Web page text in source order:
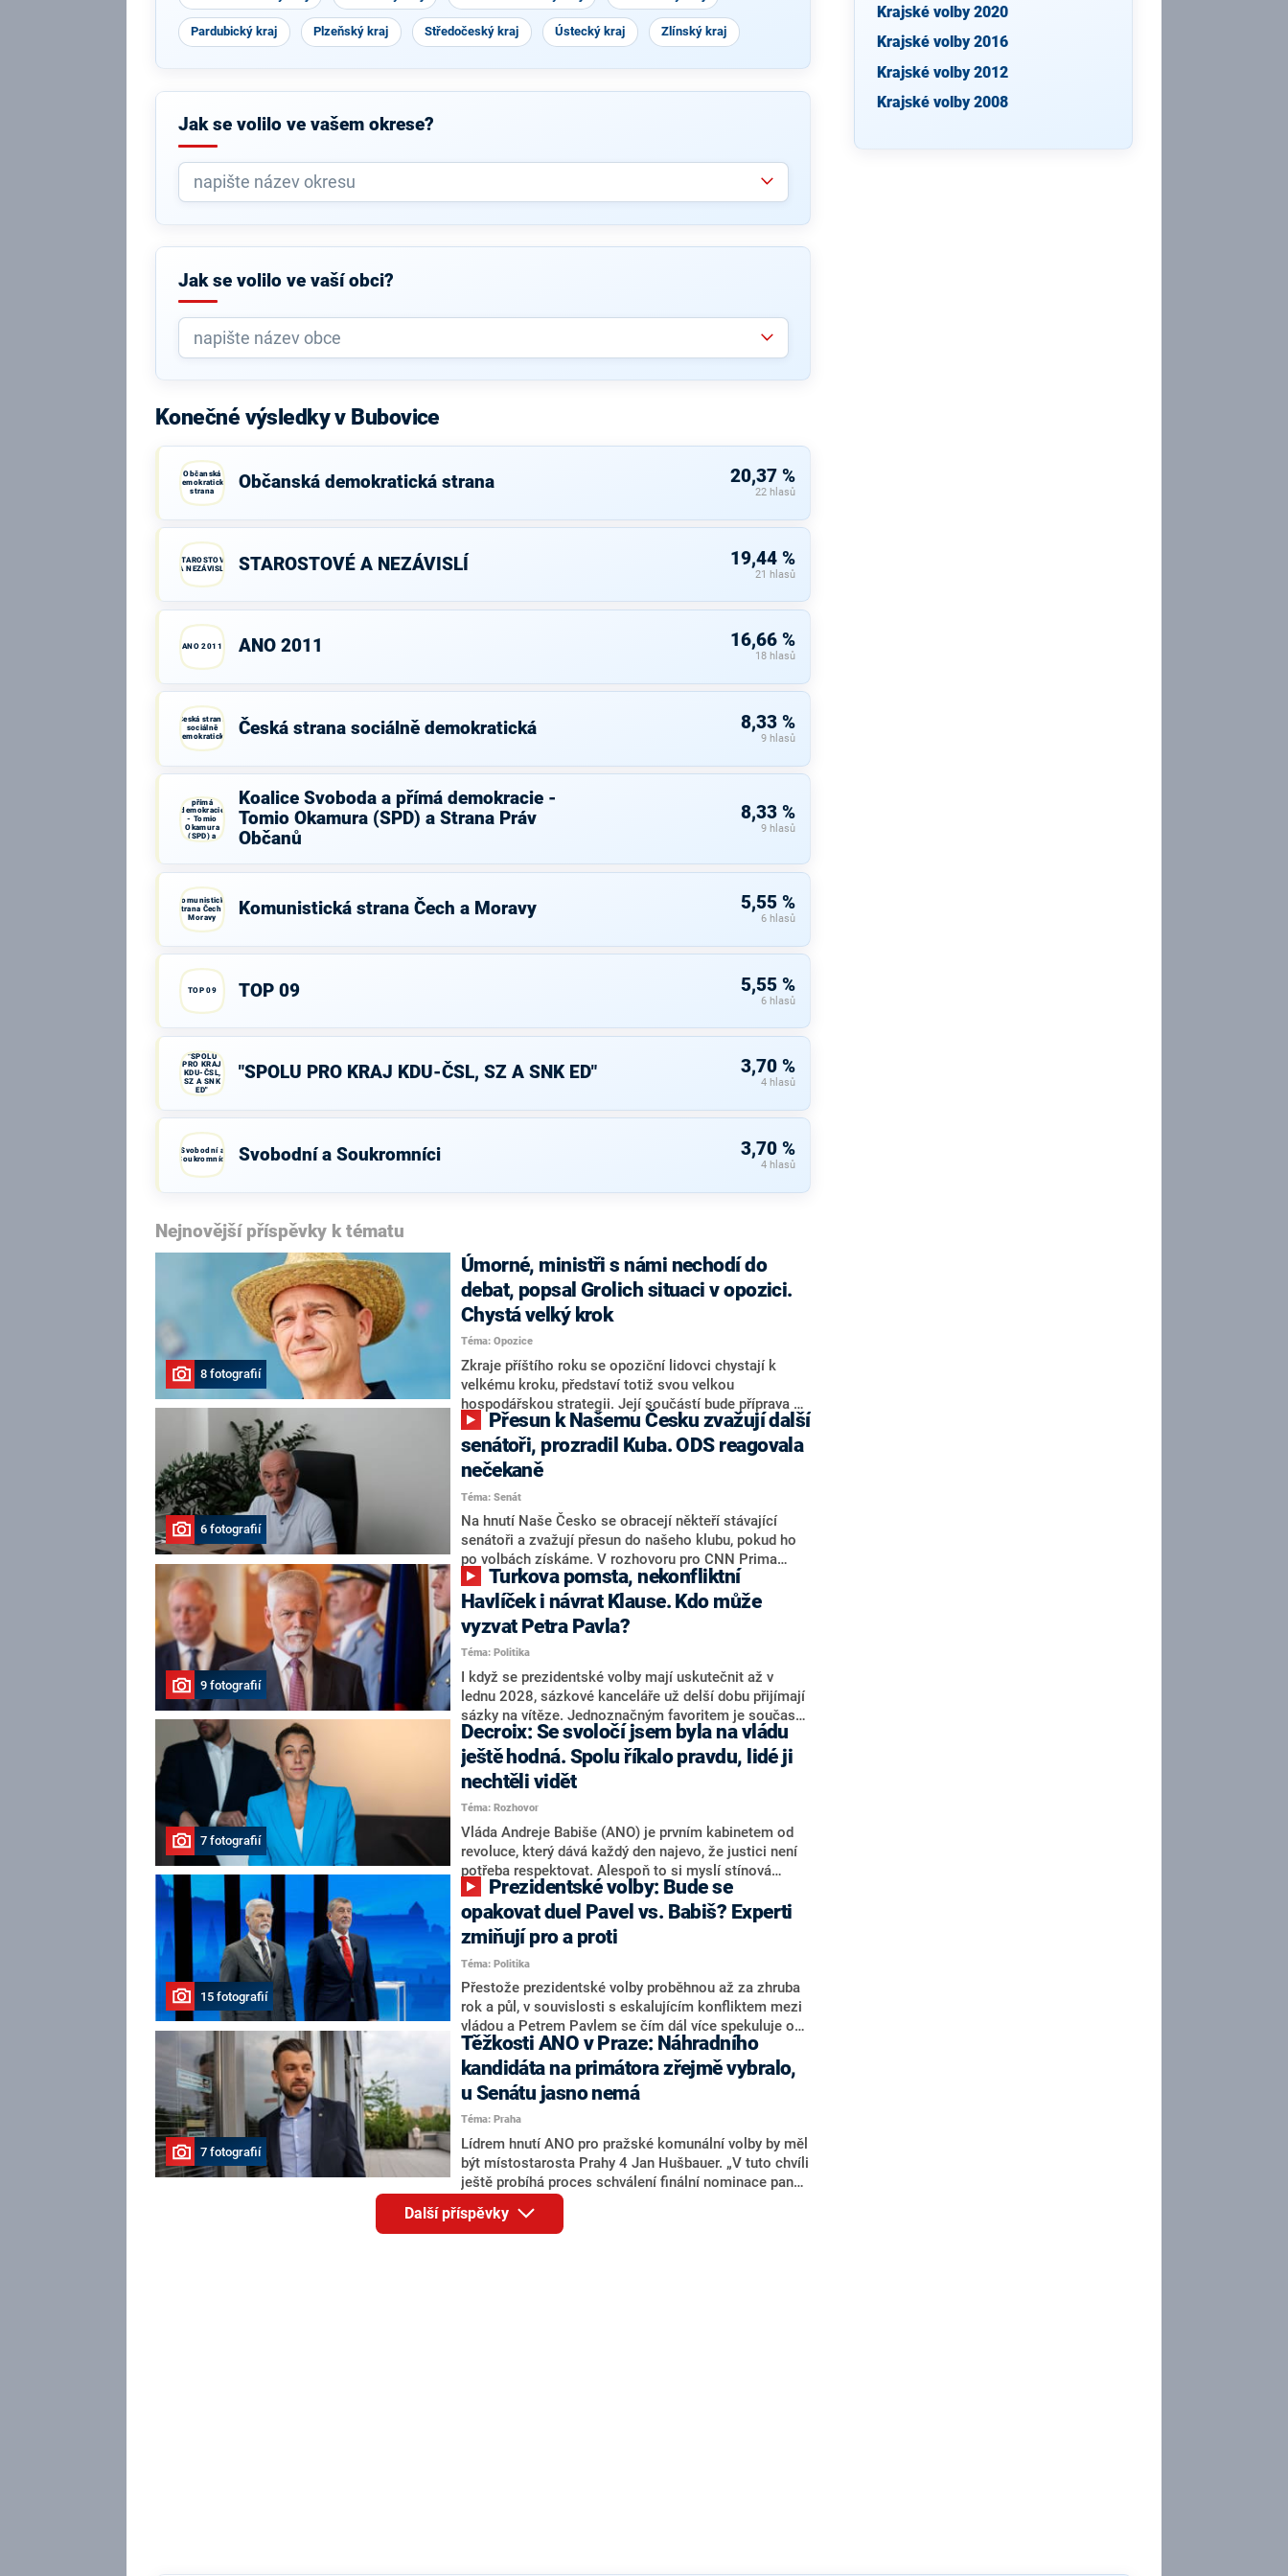
Pardubický kraj Plzeňský kraj Středočeský kraj Ústecký kraj Zlínský kraj
Jak se volilo ve vašem okrese?
Jak se volilo ve vaší obci?
Konečné výsledky v Bubovice
Občanská
demokratická
strana
Občanská demokratická strana 20,37 %
22 hlasů
STAROSTOVÉ
A NEZÁVISLÍ
STAROSTOVÉ A NEZÁVISLÍ 19,44 %
21 hlasů
ANO 2011 ANO 2011 16,66 %
18 hlasů
Česká strana
sociálně
demokratická
Česká strana sociálně demokratická 8,33 %
9 hlasů
přímá
demokracie
- Tomio
Okamura
(SPD) a
Strana Práv
Koalice Svoboda a přímá demokracie -
Tomio Okamura (SPD) a Strana Práv
Občanů
8,33 %
9 hlasů
Komunistická
strana Čech a
Moravy
Komunistická strana Čech a Moravy 5,55 %
6 hlasů
TOP 09 TOP 09 5,55 %
6 hlasů
"SPOLU
PRO KRAJ
KDU-ČSL,
SZ A SNK
ED"
"SPOLU PRO KRAJ KDU-ČSL, SZ A SNK ED" 3,70 %
4 hlasů
Svobodní a
Soukromníci
Svobodní a Soukromníci 3,70 %
4 hlasů
Nejnovější příspěvky k tématu
8 fotografií
Úmorné, ministři s námi nechodí do
debat, popsal Grolich situaci v opozici.
Chystá velký krok
Téma: Opozice
Zkraje příštího roku se opoziční lidovci chystají k
velkému kroku, představí totiž svou velkou
hospodářskou strategii. Její součástí bude příprava na
stárnutí populace, řekl ve středu na setkání s novináři
nový předseda lidovců Jan Grolich. Ten zároveň v
senátních volbách kandiduje ve Vyškově. Popsal i
aktivitu opozice, o níž vládní strany nebo političtí
komentátoři mluví jako o slabé a v defenzivě. „Je to
úmorná práce upozorňovat na chyby vlády. Ministři s
námi navíc nechodí do debat. Chceme ale ukazovat
svoje témata,“ odpověděl Grolich na dotaz CNN Prima
NEWS.
6 fotografií
senátoři, prozradil Kuba. ODS reagovala
nečekaně
Téma: Senát
Na hnutí Naše Česko se obracejí někteří stávající
senátoři a zvažují přesun do našeho klubu, pokud ho
po volbách získáme. V rozhovoru pro CNN Prima
NEWS to řekl zakladatel hnutí a jihočeský hejtman
Martin Kuba. Konkrétní nebyl, ale získat by takto mohl
například senátora Zdeňka Hrabu, který je dnes
součástí klubu ODS a TOP 09. Hraba to na dotaz
redakce nevyloučil. Předseda klubu senátorů ODS
Zdeněk Nytra redakci řekl, že počítá s odchodem
některých senátorů z klubu a že Naše Česko není
nepřítel, ale soupeř.
9 fotografií
Havlíček i návrat Klause. Kdo může
vyzvat Petra Pavla?
Téma: Politika
I když se prezidentské volby mají uskutečnit až v
lednu 2028, sázkové kanceláře už delší dobu přijímají
sázky na vítěze. Jednoznačným favoritem je současná
hlava státu Petr Pavel. Daleko za ním pak bookmakeři
zmiňují dva výrazné politiky ANO, tedy premiéra
Andreje Babiše a ministra průmyslu Karla Havlíčka.
Oblíbeným tipem samotných sázkařů je poslanec za
Motoristy Filip Turek. Politolog Jan Kubáček nicméně
o případné kandidatuře kohokoliv ze zmíněné trojice
značně pochybuje. Podle něj současná koalice dosud
nemá osobu, která by Pavlovi mohla konkurovat.
7 fotografií
Decroix: Se svoločí jsem byla na vládu
ještě hodná. Spolu říkalo pravdu, lidé ji
nechtěli vidět
Téma: Rozhovor
Vláda Andreje Babiše (ANO) je prvním kabinetem od
revoluce, který dává každý den najevo, že justici není
potřeba respektovat. Alespoň to si myslí stínová
ministryně spravedlnosti ODS Eva Decroix. V
rozhovoru pro CNN Prima NEWS si nebrala servítky
ohledně politického výkonu svého nástupce Jeronýma
Tejce (za ANO) či vládní zmocněnkyně pro lidská
práva Taťány Malé (ANO). Označením „svoloč“ na
adresu vlády prý byla ještě hodná. Decroix se také
vrátila k volební porážce koalice Spolu či promluvila o
hnutí Naše Česko Martina Kuby.
15 fotografií
opakovat duel Pavel vs. Babiš? Experti
zmiňují pro a proti
Téma: Politika
Přestože prezidentské volby proběhnou až za zhruba
rok a půl, v souvislosti s eskalujícím konfliktem mezi
vládou a Petrem Pavlem se čím dál více spekuluje o
tom, koho by do bitvy o Hrad mohla vyslat současná
koalice. Někteří političtí komentátoři znovu vytahují
jméno premiéra Andreje Babiše (ANO). Jak moc je
pravděpodobné, že se v prezidentských volbách 2028
bude znovu opakovat souboj z roku 2023?
7 fotografií
Těžkosti ANO v Praze: Náhradního
kandidáta na primátora zřejmě vybralo,
u Senátu jasno nemá
Téma: Praha
Lídrem hnutí ANO pro pražské komunální volby by měl
být místostarosta Prahy 4 Jan Hušbauer. „V tuto chvíli
ještě probíhá proces schválení finální nominace pana
Jana Hušbauera Výborem hnutí ANO,“ uvedl pro
redakci místopředseda pražského ANO Martin
Benkovič. O Hušbauerovi se spekulovalo jako o
Další příspěvky
Krajské volby 2020
Krajské volby 2016
Krajské volby 2012
Krajské volby 2008